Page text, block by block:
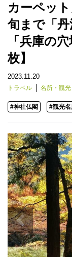
カーペッ
旬まで「
「兵庫の
枚】
2023.11.20
トラベル 名所・観光
#神社仏閣 #観光